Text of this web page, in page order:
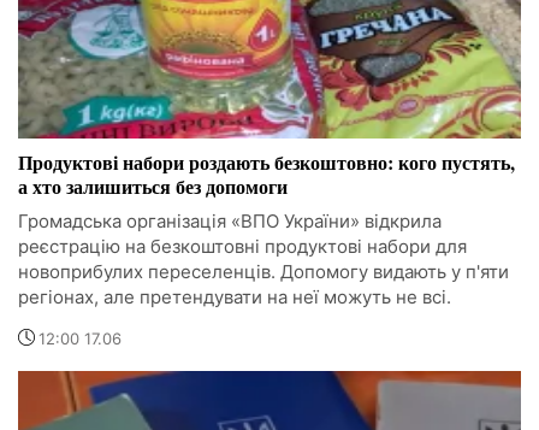
Продуктові набори роздають безкоштовно: кого пустять,
а хто залишиться без допомоги
Громадська організація «ВПО України» відкрила
реєстрацію на безкоштовні продуктові набори для
новоприбулих переселенців. Допомогу видають у п'яти
регіонах, але претендувати на неї можуть не всі.
12:00 17.06